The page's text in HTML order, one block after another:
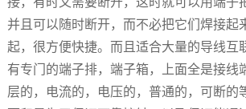
并且可以随时断开，而不必把它们焊接起
起，很方便快捷。而且适合大量的导线互
有专门的端子排，端子箱，上面全是接线
层的，电流的，电压的，普通的，可断的